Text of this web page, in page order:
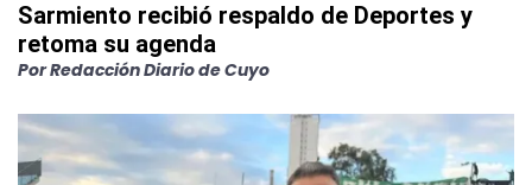
Sarmiento recibió respaldo de Deportes y
retoma su agenda
PorRedacción Diario de Cuyo